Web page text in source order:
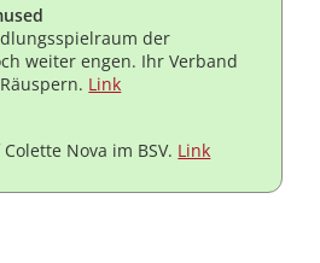
der
weiter engen. Ihr Verband
Link
Nova im BSV. Link